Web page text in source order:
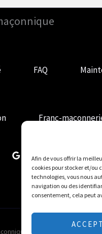
Afin de vous offrir la
cookies pour stocker et/ou
technologies, vous nous
navigation ou des
consentement, cela peut
FAQ
Franc-